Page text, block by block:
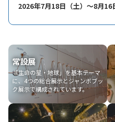
2026年7月18日（土）～8月16
常設展
「生命の星・地球」を基本テーマ
に、 4つの総合展示とジャンボブッ
ク展示で構成されています。